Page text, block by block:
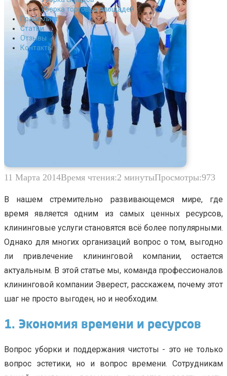
Уборка торговых площадей
Прайс-лист
Cтатьи
Отзывы
Контакты
11 Марта 2014Время чтения:2 минутыПросмотры:973
В нашем стремительно развивающемся мире, где
время является одним из самых ценных ресурсов,
клининговые услуги становятся всё более популярными.
Однако для многих организаций вопрос о том, выгодно
ли привлечение клининговой компании, остается
актуальным. В этой статье мы, команда профессионалов
клининговой компании Эверест, расскажем, почему этот
шаг не просто выгоден, но и необходим.
1. Экономия времени и ресурсов
Вопрос уборки и поддержания чистоты - это не только
вопрос эстетики, но и вопрос времени. Сотрудникам